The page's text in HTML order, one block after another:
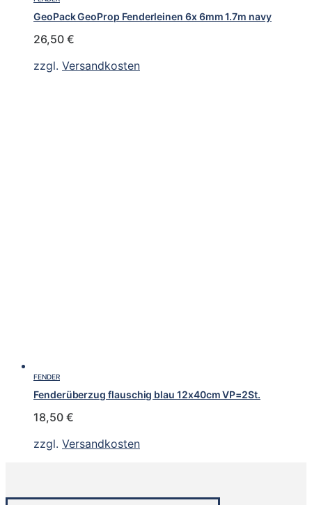
GeoPack GeoProp Fenderleinen 6x 6mm 1.7m navy
26,50 €
zzgl. Versandkosten
FENDER
Fenderüberzug flauschig blau 12x40cm VP=2St.
18,50 €
zzgl. Versandkosten